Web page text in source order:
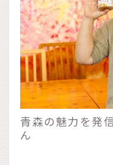
青森の魅力を発
ん